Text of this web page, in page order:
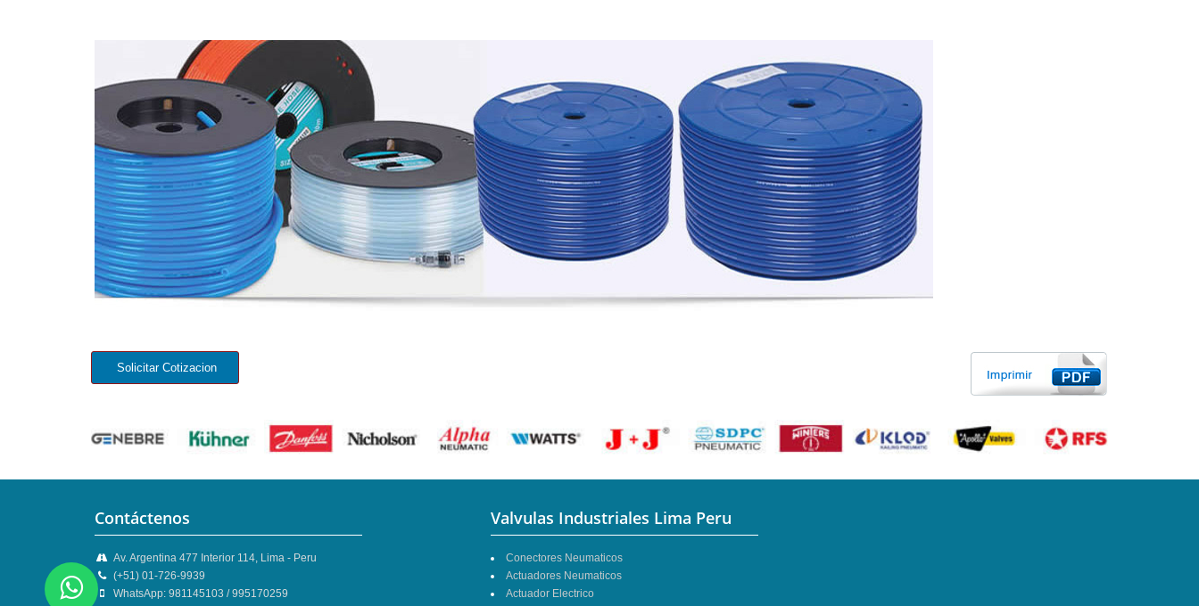
Contáctenos
Av. Argentina 477 Interior 114, Lima - Peru
(+51) 01-726-9939
WhatsApp: 981145103 / 995170259
Valvulas Industriales Lima Peru
Conectores Neumaticos
Actuadores Neumaticos
Actuador Electrico